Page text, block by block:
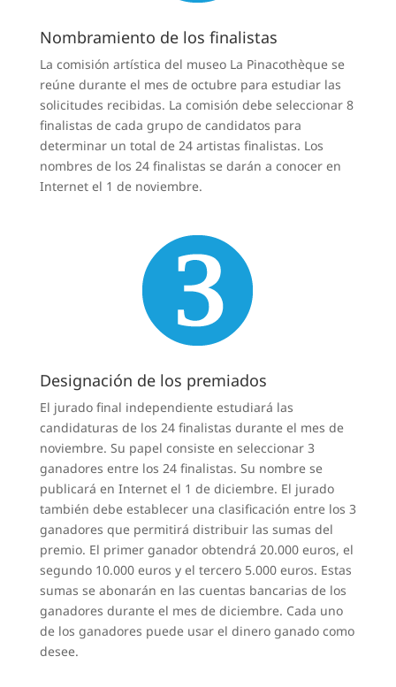
Nombramiento de los finalistas
La comisión artística del museo La Pinacothèque se
reúne durante el mes de octubre para estudiar las
solicitudes recibidas. La comisión debe seleccionar 8
finalistas de cada grupo de candidatos para
determinar un total de 24 artistas finalistas. Los
nombres de los 24 finalistas se darán a conocer en
Internet el 1 de noviembre.
Designación de los premiados
El jurado final independiente estudiará las
candidaturas de los 24 finalistas durante el mes de
noviembre. Su papel consiste en seleccionar 3
ganadores entre los 24 finalistas. Su nombre se
publicará en Internet el 1 de diciembre. El jurado
también debe establecer una clasificación entre los 3
ganadores que permitirá distribuir las sumas del
premio. El primer ganador obtendrá 20.000 euros, el
segundo 10.000 euros y el tercero 5.000 euros. Estas
sumas se abonarán en las cuentas bancarias de los
ganadores durante el mes de diciembre. Cada uno
de los ganadores puede usar el dinero ganado como
desee.